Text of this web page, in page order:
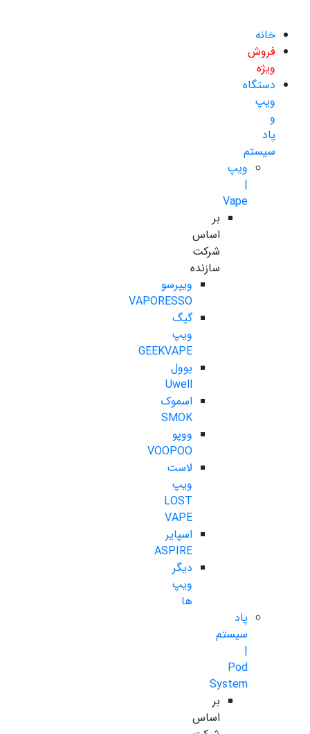
خانه
فروش
ویژه
دستگاه
ویپ
و
پاد
سیستم
ویپ
|
Vape
بر
اساس
شرکت
سازنده
ویپرسو
VAPORESSO
گیگ
ویپ
GEEKVAPE
یوول
Uwell
اسموک
SMOK
ووپو
VOOPOO
لاست
ویپ
LOST
VAPE
اسپایر
ASPIRE
دیگر
ویپ
ها
پاد
سیستم
|
Pod
System
بر
اساس